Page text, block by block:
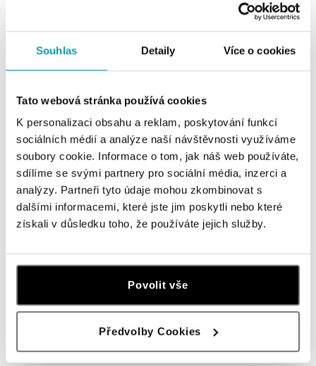
Souhlas Detaily Více o cookies
Tato webová stránka používá cookies
K personalizaci obsahu a reklam, poskytování funkcí
sociálních médií a analýze naší návštěvnosti využíváme
soubory cookie. Informace o tom, jak náš web používáte,
sdílíme se svými partnery pro sociální média, inzerci a
analýzy. Partneři tyto údaje mohou zkombinovat s
dalšími informacemi, které jste jim poskytli nebo které
získali v důsledku toho, že používáte jejich služby.
Povolit vše
Předvolby Cookies
VS1, VS2 - VERY SLIGHTLY INCLUDED
Kazy nejsou viditelné pouhým okem.
SI1, SI2, SI3 - SLIGHTLY INCLUDED
Kazy jsou viditelné při desetinásobném zvětšení a
výjimečně mohou být viditelné i pouhým okem.
Diamant přijatelné kvality.
I1, I2 (P1, P2) - INCLUDED (PIQUÉ)
Diamant horší kvality. Kazy, které mohou být viditelné